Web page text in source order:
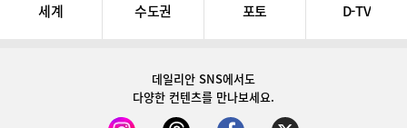
세계 수도권 포토 D-TV
데일리안 SNS에서도
다양한 컨텐츠를 만나보세요.